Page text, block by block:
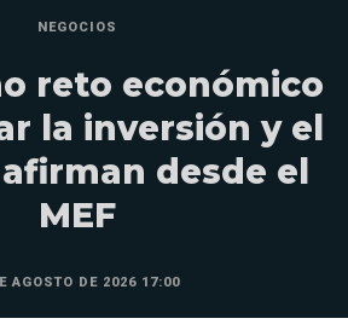
NEGOCIOS
reto económico
la inversión y el
desde el
MEF
AGOSTO DE 2026 17:00